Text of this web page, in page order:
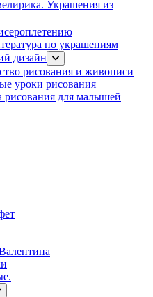
Украшения из
по украшениям
дизайн
рисования и живописи
уроки рисования
для малышей